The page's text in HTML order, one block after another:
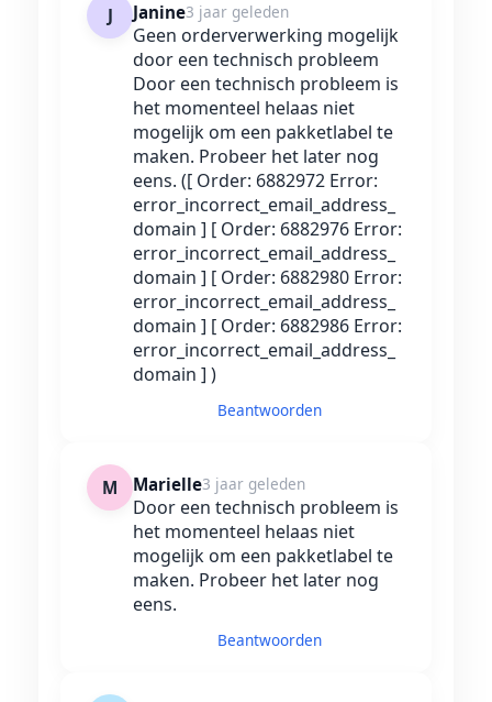
J Janine3 jaar geleden
Geen orderverwerking mogelijk
door een technisch probleem
Door een technisch probleem is
het momenteel helaas niet
mogelijk om een pakketlabel te
maken. Probeer het later nog
eens. ([ Order: 6882972 Error:
error_incorrect_email_address_
domain ] [ Order: 6882976 Error:
error_incorrect_email_address_
domain ] [ Order: 6882980 Error:
error_incorrect_email_address_
domain ] [ Order: 6882986 Error:
error_incorrect_email_address_
domain ] )
Beantwoorden
M Marielle3 jaar geleden
Door een technisch probleem is
het momenteel helaas niet
mogelijk om een pakketlabel te
maken. Probeer het later nog
eens.
Beantwoorden